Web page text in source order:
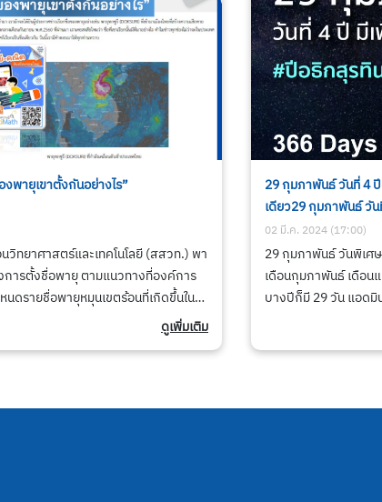
พายุเขาตั้งกันอย่างไร”
ทยาศาสตร์และเทคโนโลยี (สสวท.) พา
การตั้งชื่อพายุ ตามแนวทางที่องค์การ
นดรายชื่อพายุหมุนเขตร้อนที่เกิดขึ้นใน
ดูเพิ่มเติม
29 กุมภาพันธ์ วันที่ 4
เดียว29 กุมภาพันธ์ วั
ครั้งเดียว29 กุมภาพัน
4 ปีมีครั้งเดียว29 กุม
วันที่ 4 ปีมีครั้งเดียว
02 มี.ค. 2024 (17:00)
29 กุมภาพันธ์ วันพิเศ
เดือนกุมภาพันธ์ เดือ
บางปีก็มี 29 วัน แอดมิ